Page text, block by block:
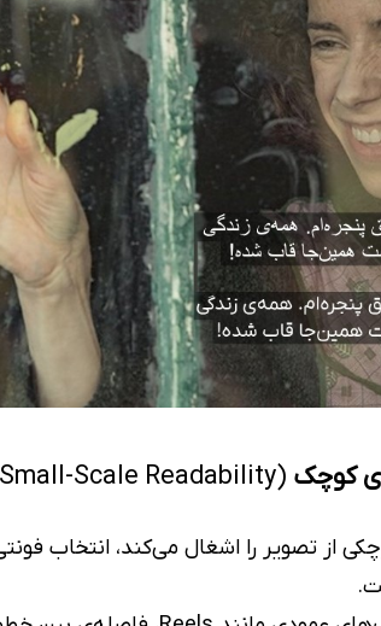
(Small-Scale Readability)
از تصویر را اشغال می‌کند، انتخاب